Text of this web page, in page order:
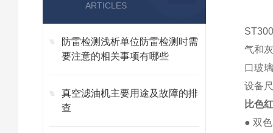
ARTICLES
防雷检测浅析单位防雷检测时需
要注意的相关事项有哪些
真空滤油机主要用途及故障的排
查
气和
口玻
设备
比色
● 双